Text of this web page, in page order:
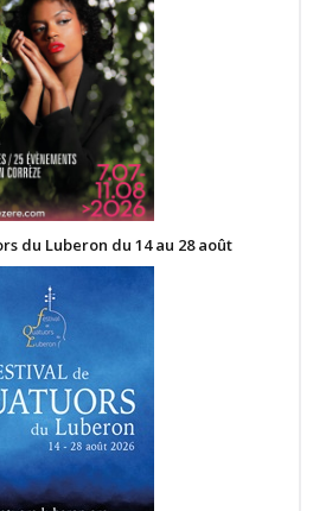
du Luberon du 14 au 28 août